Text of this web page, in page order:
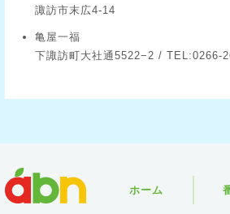
諏訪市末広4-14
亀屋一福
下諏訪町大社通5522−2 / TEL:0266-
ホーム